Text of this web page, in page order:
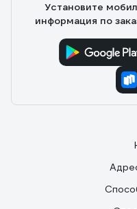
Установите
информация по